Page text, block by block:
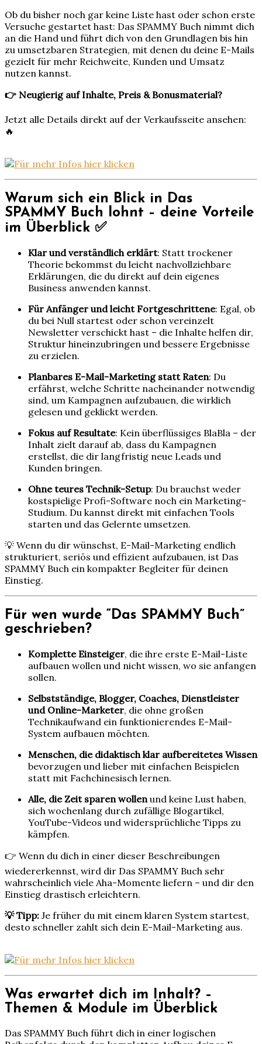
Ob du bisher noch gar keine Liste hast oder schon erste
Versuche gestartet hast: Das SPAMMY Buch nimmt dich
an die Hand und führt dich von den Grundlagen bis hin
zu umsetzbaren Strategien, mit denen du deine E-Mails
gezielt für mehr Reichweite, Kunden und Umsatz
nutzen kannst.
👉 Neugierig auf Inhalte, Preis & Bonusmaterial?
Jetzt alle Details direkt auf der Verkaufsseite ansehen:
🔥
Warum sich ein Blick in Das
SPAMMY Buch lohnt – deine Vorteile
im Überblick ✅
Klar und verständlich erklärt: Statt trockener
Theorie bekommst du leicht nachvollziehbare
Erklärungen, die du direkt auf dein eigenes
Business anwenden kannst.
Für Anfänger und leicht Fortgeschrittene: Egal, ob
du bei Null startest oder schon vereinzelt
Newsletter verschickt hast – die Inhalte helfen dir,
Struktur hineinzubringen und bessere Ergebnisse
zu erzielen.
Planbares E-Mail-Marketing statt Raten: Du
erfährst, welche Schritte nacheinander notwendig
sind, um Kampagnen aufzubauen, die wirklich
gelesen und geklickt werden.
Fokus auf Resultate: Kein überflüssiges BlaBla – der
Inhalt zielt darauf ab, dass du Kampagnen
erstellst, die dir langfristig neue Leads und
Kunden bringen.
Ohne teures Technik-Setup: Du brauchst weder
kostspielige Profi-Software noch ein Marketing-
Studium. Du kannst direkt mit einfachen Tools
starten und das Gelernte umsetzen.
💡 Wenn du dir wünschst, E-Mail-Marketing endlich
strukturiert, seriös und effizient aufzubauen, ist Das
SPAMMY Buch ein kompakter Begleiter für deinen
Einstieg.
Für wen wurde “Das SPAMMY Buch”
geschrieben?
Komplette Einsteiger, die ihre erste E-Mail-Liste
aufbauen wollen und nicht wissen, wo sie anfangen
sollen.
Selbstständige, Blogger, Coaches, Dienstleister
und Online-Marketer, die ohne großen
Technikaufwand ein funktionierendes E-Mail-
System aufbauen möchten.
Menschen, die didaktisch klar aufbereitetes Wissen
bevorzugen und lieber mit einfachen Beispielen
statt mit Fachchinesisch lernen.
Alle, die Zeit sparen wollen und keine Lust haben,
sich wochenlang durch zufällige Blogartikel,
YouTube-Videos und widersprüchliche Tipps zu
kämpfen.
👉 Wenn du dich in einer dieser Beschreibungen
wiedererkennst, wird dir Das SPAMMY Buch sehr
wahrscheinlich viele Aha-Momente liefern – und dir den
Einstieg drastisch erleichtern.
💡 Tipp: Je früher du mit einem klaren System startest,
desto schneller zahlt sich dein E-Mail-Marketing aus.
Was erwartet dich im Inhalt? –
Themen & Module im Überblick
Das SPAMMY Buch führt dich in einer logischen